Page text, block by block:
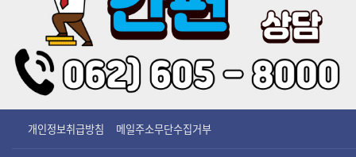
개인정보취급방침 메일주소무단수집거부